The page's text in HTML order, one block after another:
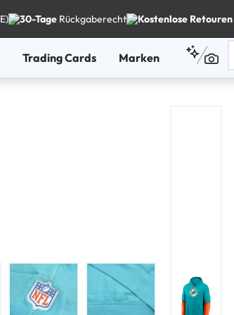
30-Tage Rückgaberecht Kostenlose Retouren
Trading Cards Marken